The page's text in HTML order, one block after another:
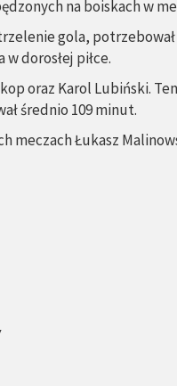
na boiskach w
gola,
dorosłej piłce.
oraz Karol Lubiński.
średnio 109 minut.
meczach Łukasz